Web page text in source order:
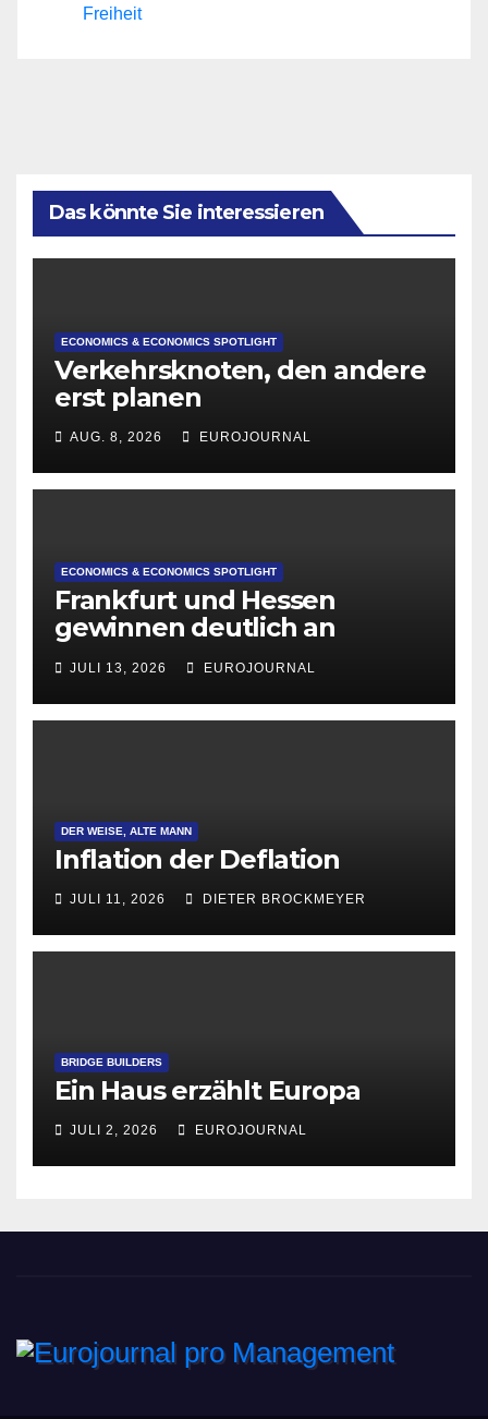
Freiheit
Das könnte Sie interessieren
ECONOMICS & ECONOMICS SPOTLIGHT
Verkehrsknoten, den andere
erst planen
AUG. 8, 2026 EUROJOURNAL
ECONOMICS & ECONOMICS SPOTLIGHT
Frankfurt und Hessen
gewinnen deutlich an
Attraktivität für Startup-
Gründungen
JULI 13, 2026 EUROJOURNAL
DER WEISE, ALTE MANN
Inflation der Deflation
JULI 11, 2026 DIETER BROCKMEYER
BRIDGE BUILDERS
Ein Haus erzählt Europa
JULI 2, 2026 EUROJOURNAL